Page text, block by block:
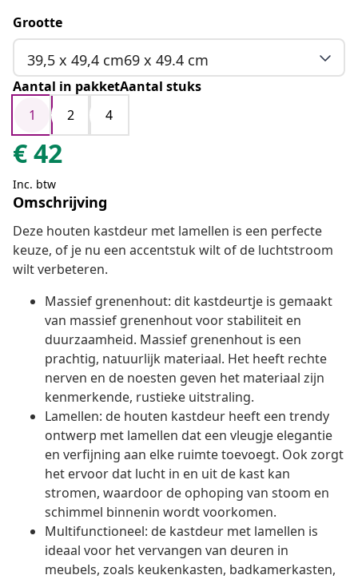
Grootte
39,5 x 49,4 cm69 x 49.4 cm
Aantal in pakketAantal stuks
1
2 4
€42
Inc. btw
Omschrijving
Deze houten kastdeur met lamellen is een perfecte
keuze, of je nu een accentstuk wilt of de luchtstroom
wilt verbeteren.
Massief grenenhout: dit kastdeurtje is gemaakt
van massief grenenhout voor stabiliteit en
duurzaamheid. Massief grenenhout is een
prachtig, natuurlijk materiaal. Het heeft rechte
nerven en de noesten geven het materiaal zijn
kenmerkende, rustieke uitstraling.
Lamellen: de houten kastdeur heeft een trendy
ontwerp met lamellen dat een vleugje elegantie
en verfijning aan elke ruimte toevoegt. Ook zorgt
het ervoor dat lucht in en uit de kast kan
stromen, waardoor de ophoping van stoom en
schimmel binnenin wordt voorkomen.
Multifunctioneel: de kastdeur met lamellen is
ideaal voor het vervangen van deuren in
meubels, zoals keukenkasten, badkamerkasten,